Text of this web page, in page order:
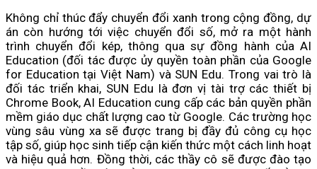
Không chỉ thúc đẩy chuyển đổi xanh trong cộng đồng, dự
án còn hướng tới việc chuyển đổi số, mở ra một hành
trình chuyển đổi kép, thông qua sự đồng hành của AI
Education (đối tác được ủy quyền toàn phần của Google
for Education tại Việt Nam) và SUN Edu. Trong vai trò là
đối tác triển khai, SUN Edu là đơn vị tài trợ các thiết bị
Chrome Book, AI Education cung cấp các bản quyền phần
mềm giáo dục chất lượng cao từ Google. Các trường học
vùng sâu vùng xa sẽ được trang bị đầy đủ công cụ học
tập số, giúp học sinh tiếp cận kiến thức một cách linh hoạt
và hiệu quả hơn. Đồng thời, các thầy cô sẽ được đào tạo